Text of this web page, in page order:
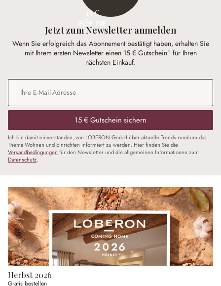
15 €
Jetzt zum Newsletter anmelden
Wenn Sie erfolgreich das Abonnement bestätigt haben, erhalten Sie
mit Ihrem ersten Newsletter einen 15 € Gutschein¹ für Ihren
nächsten Einkauf.
E-Mail-Adresse
15 € Gutschein sichern
Ich bin damit einverstanden, von LOBERON GmbH über aktuelle Trends rund um das
Thema Wohnen und Einrichten informiert zu werden. Hier finden Sie die
Versandbedingungen für den Newsletter und die allgemeinen Informationen zum
Datenschutz.
Herbst 2026
Gratis bestellen